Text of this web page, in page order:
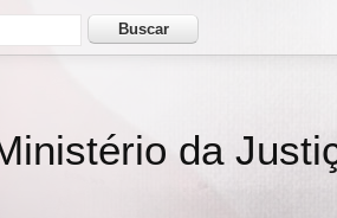
Buscar
da